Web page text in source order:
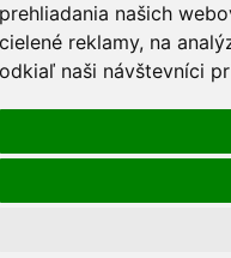
prehliadania našich
cielené reklamy, na
odkiaľ naši návštevníci